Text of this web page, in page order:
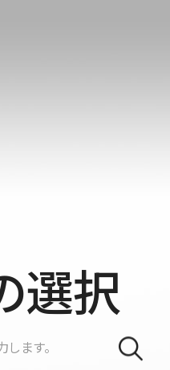
選択